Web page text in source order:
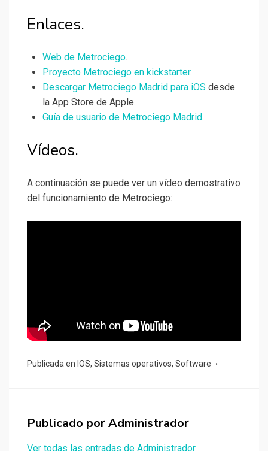
Enlaces.
Web de Metrociego.
Proyecto Metrociego en kickstarter.
Descargar Metrociego Madrid para iOS desde
la App Store de Apple.
Guía de usuario de Metrociego Madrid.
Vídeos.
A continuación se puede ver un vídeo demostrativo
del funcionamiento de Metrociego:
Publicada en IOS, Sistemas operativos, Software
Publicado porAdministrador
Ver todas las entradas de Administrador